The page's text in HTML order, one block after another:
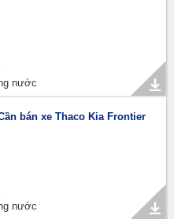
nước
bán xe Thaco Kia Frontier
nước